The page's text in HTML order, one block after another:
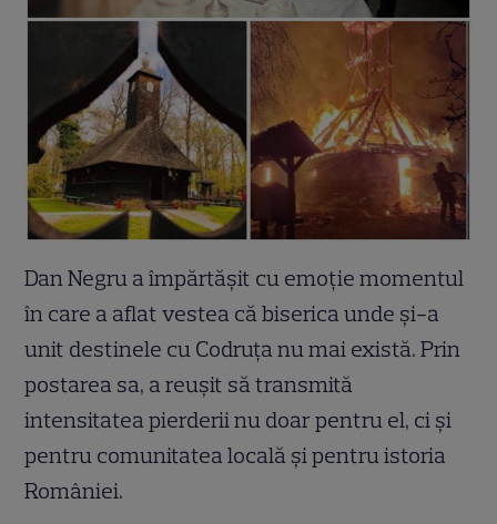
Dan Negru a împărtășit cu emoție momentul
în care a aflat vestea că biserica unde și-a
unit destinele cu Codruța nu mai există. Prin
postarea sa, a reușit să transmită
intensitatea pierderii nu doar pentru el, ci și
pentru comunitatea locală și pentru istoria
României.